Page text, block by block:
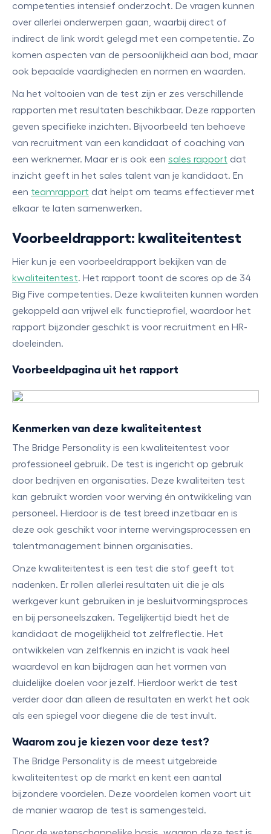
competenties intensief onderzocht. De vragen kunnen
over allerlei onderwerpen gaan, waarbij direct of
indirect de link wordt gelegd met een competentie. Zo
komen aspecten van de persoonlijkheid aan bod, maar
ook bepaalde vaardigheden en normen en waarden.
Na het voltooien van de test zijn er zes verschillende
rapporten met resultaten beschikbaar. Deze rapporten
geven specifieke inzichten. Bijvoorbeeld ten behoeve
van recruitment van een kandidaat of coaching van
een werknemer. Maar er is ook een sales rapport dat
inzicht geeft in het sales talent van je kandidaat. En
een teamrapport dat helpt om teams effectiever met
elkaar te laten samenwerken.
Voorbeeldrapport: kwaliteitentest
Hier kun je een voorbeeldrapport bekijken van de
kwaliteitentest. Het rapport toont de scores op de 34
Big Five competenties. Deze kwaliteiten kunnen worden
gekoppeld aan vrijwel elk functieprofiel, waardoor het
rapport bijzonder geschikt is voor recruitment en HR-
doeleinden.
Voorbeeldpagina uit het rapport
Kenmerken van deze kwaliteitentest
The Bridge Personality is een kwaliteitentest voor
professioneel gebruik. De test is ingericht op gebruik
door bedrijven en organisaties. Deze kwaliteiten test
kan gebruikt worden voor werving én ontwikkeling van
personeel. Hierdoor is de test breed inzetbaar en is
deze ook geschikt voor interne wervingsprocessen en
talentmanagement binnen organisaties.
Onze kwaliteitentest is een test die stof geeft tot
nadenken. Er rollen allerlei resultaten uit die je als
werkgever kunt gebruiken in je besluitvormingsproces
en bij personeelszaken. Tegelijkertijd biedt het de
kandidaat de mogelijkheid tot zelfreflectie. Het
ontwikkelen van zelfkennis en inzicht is vaak heel
waardevol en kan bijdragen aan het vormen van
duidelijke doelen voor jezelf. Hierdoor werkt de test
verder door dan alleen de resultaten en werkt het ook
als een spiegel voor diegene die de test invult.
Waarom zou je kiezen voor deze test?
The Bridge Personality is de meest uitgebreide
kwaliteitentest op de markt en kent een aantal
bijzondere voordelen. Deze voordelen komen voort uit
de manier waarop de test is samengesteld.